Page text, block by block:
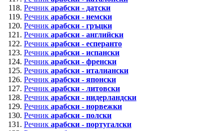
Речник арабски - датски
Речник арабски - немски
Речник арабски - гръцки
Речник арабски - английски
Речник арабски - есперанто
Речник арабски - испански
Речник арабски - френски
Речник арабски - италиански
Речник арабски - японски
Речник арабски - литовски
Речник арабски - нидерландски
Речник арабски - норвежки
Речник арабски - полски
Речник арабски - португалски